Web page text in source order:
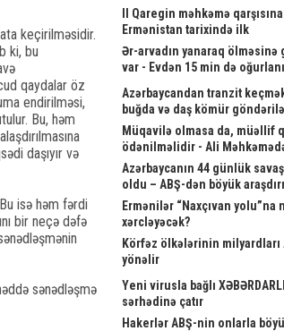
keçirilməsidir.
ki, bu
qaydalar öz
endirilməsi,
Bu, həm
daşıyır və
isə həm fərdi
bir neçə dəfə
sənədləşmə
II Qaregin məhkəmə qarşısına
Ermənistan tarixində ilk
Ər-arvadın yanaraq ölməsinə
var - Evdən 15 min də
Azərbaycandan tranzit
buğda və daş kömür
Müqavilə olmasa da, müəllif
ödənilməlidir - Ali
Azərbaycanın 44 günlük
oldu – ABŞ-dən böyük
Ermənilər “Naxçıvan yolu”na
xərcləyəcək?
Körfəz ölkələrinin milyardları
yönəlir
Yeni virusla bağlı
sərhədinə çatır
Hakerlər ABŞ-nin onlarla